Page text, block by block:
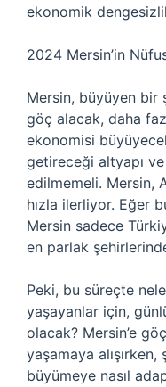
ekonomik
2024 Mersin’in
Mersin, büyüyen bir
göç alacak, daha
ekonomisi
getireceği altyapı
edilmemeli. Mersin,
hızla ilerliyor. Eğer
Mersin sadece
en parlak
Peki, bu süreçte
yaşayanlar için,
olacak? Mersin’e
yaşamaya
büyümeye nasıl